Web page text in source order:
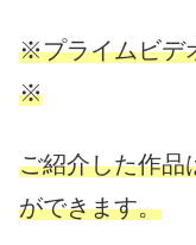
※プライムビデ
※
ご紹介した作品
ができます。